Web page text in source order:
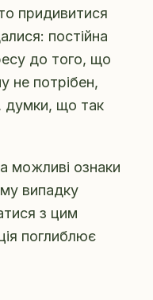
придивитися
постійна
до того, що
не потрібен,
думки, що так
можливі ознаки
випадку
з цим
поглиблює